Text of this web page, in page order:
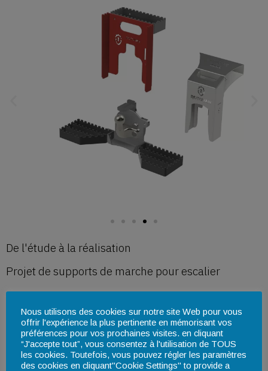
De l'étude à la réalisation
Projet de supports de marche pour escalier
Nous utilisons des cookies sur notre site Web pour vous
offrir l'expérience la plus pertinente en mémorisant vos
préférences pour vos prochaines visites. en cliquant
“J'accepte tout”, vous consentez à l'utilisation de TOUS
les cookies. Toutefois, vous pouvez régler les paramètres
des cookies en cliquant"Cookie Settings" to provide a